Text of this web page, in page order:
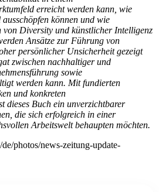
erreicht werden kann, wie
können und wie
von Diversity und künstlicher Intelligenz
Ansätze zur Führung von
persönlicher Unsicherheit gezeigt
zwischen nachhaltiger und
sowie
werden kann. Mit fundierten
und konkreten
dieses Buch ein unverzichtbarer
die sich erfolgreich in einer
Arbeitswelt behaupten möchten.
photos/news-zeitung-update-